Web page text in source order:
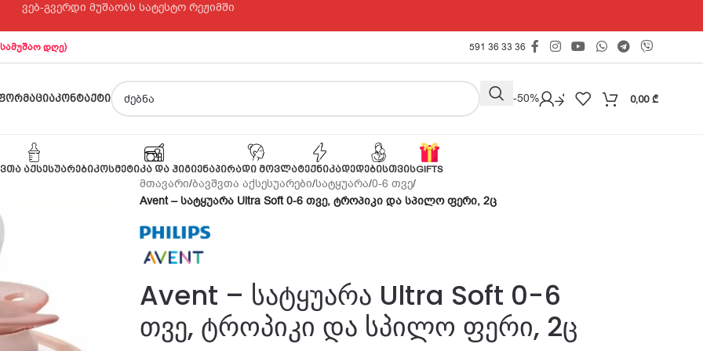
ვებ-გვერდი მუშაობს სატესტო რეჟიმში
დღე) 591 36 33 36
ᲙᲝᲜᲢᲐᲥᲢᲘ Outlet -50% 0,00 ₾
ᲐᲥᲡᲔᲡᲣᲐᲠᲔᲑᲘᲙᲝᲡᲛᲔᲢᲘᲙᲐ ᲓᲐ ᲰᲘᲒᲘᲔᲜᲐᲞᲘᲠᲐᲓᲘ ᲛᲝᲕᲚᲐᲢᲔᲥᲜᲘᲙᲐᲓᲔᲓᲔᲑᲘᲡᲗᲕᲘᲡGIFTS
მთავარი/ბავშვთა აქსესუარები/სატყუარა/0-6 თვე/
Avent – სატყუარა Ultra Soft 0-6 თვე, ტროპიკი და სპილო ფერი, 2ც
Avent – სატყუარა Ultra Soft 0-6
თვე, ტროპიკი და სპილო ფერი, 2ც